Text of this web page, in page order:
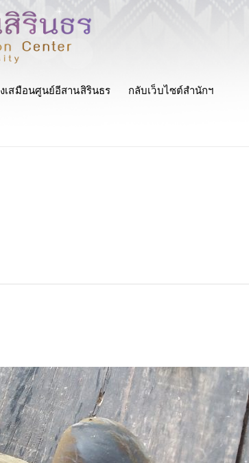
เสมือนศูนย์อีสานสิรินธร กลับเว็บไซต์สำนักฯ